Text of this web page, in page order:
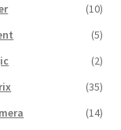
(10)
(5)
(2)
(35)
(14)